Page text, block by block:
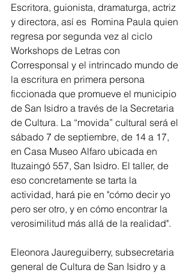
Escritora, guionista, dramaturga, actriz
y directora, así es  Romina Paula quien
regresa por segunda vez al ciclo
Workshops de Letras con
Corresponsal y el intrincado mundo de
la escritura en primera persona
ficcionada que promueve el municipio
de San Isidro a través de la Secretaria
de Cultura. La “movida” cultural será el
sábado 7 de septiembre, de 14 a 17,
en Casa Museo Alfaro ubicada en
Ituzaingó 557, San Isidro. El taller, de
eso concretamente se tarta la
actividad, hará pie en "cómo decir yo
pero ser otro, y en cómo encontrar la
verosimilitud más allá de la realidad".
Eleonora Jaureguiberry, subsecretaria
general de Cultura de San Isidro y a